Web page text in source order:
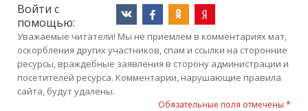
Войти с
помощью:
Уважаемые читатели! Мы не приемлем в комментариях мат,
оскорбления других участников, спам и ссылки на сторонние
ресурсы, враждебные заявления в сторону администрации и
посетителей ресурса. Комментарии, нарушающие правила
сайта, будут удалены.
Обязательные поля отмечены *